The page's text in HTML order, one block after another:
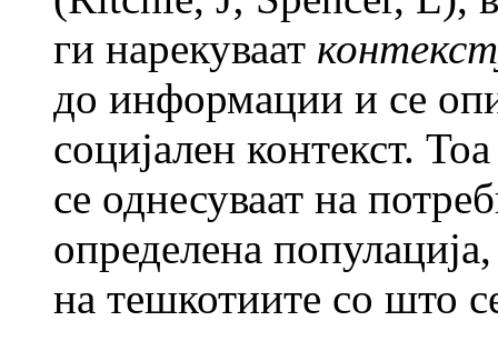
ги нарекуваат
до информации и се
социјален контекст.
се однесуваат на
определена
на тешкотиите со што